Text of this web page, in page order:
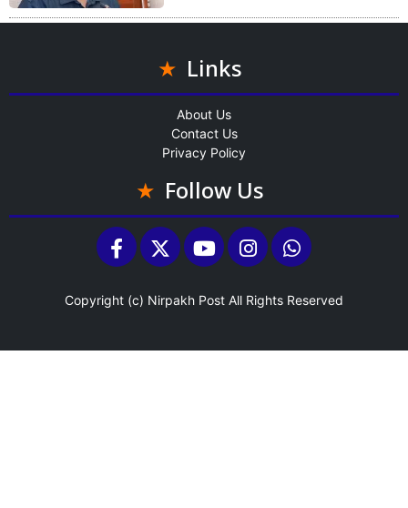
Links
About Us
Contact Us
Privacy Policy
Follow Us
Copyright (c) Nirpakh Post All Rights Reserved